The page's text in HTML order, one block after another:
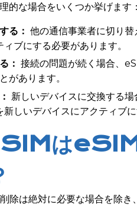
的な場合をいくつか挙げます：
る： 他の通信事業者に切り
ブにする必要があります。
： 接続の問題が続く場合、
があります。
新しいデバイスに交換する
しいデバイスにアクティブに
はeSIM
除は絶対に必要な場合を除